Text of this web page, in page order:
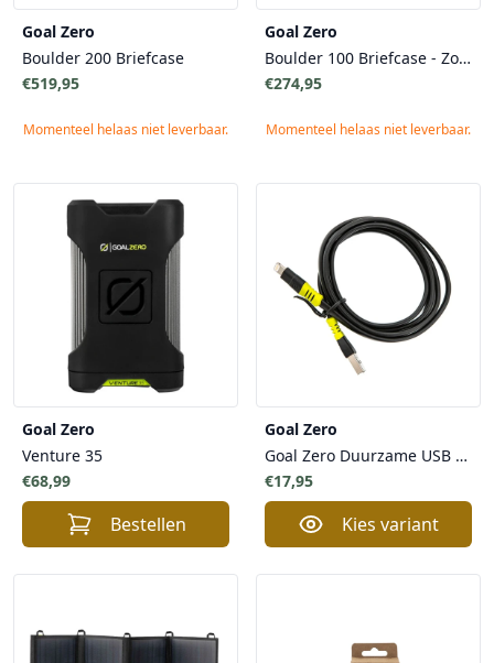
Goal Zero
Boulder 200 Briefcase
€519,95
Momenteel helaas niet leverbaar.
Goal Zero
Boulder 100 Briefcase - Zonnepanelen
€274,95
Momenteel helaas niet leverbaar.
Goal Zero
Venture 35
€68,99
Bestellen
Goal Zero
Goal Zero Duurzame USB kabel naar Lightning kabel voor Telefoons, Tablets
€17,95
Kies variant